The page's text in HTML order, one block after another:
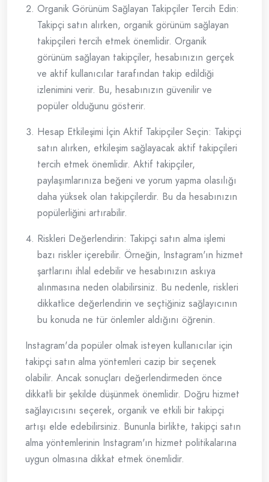
Organik Görünüm Sağlayan Takipçiler Tercih Edin:
Takipçi satın alırken, organik görünüm sağlayan
takipçileri tercih etmek önemlidir. Organik
görünüm sağlayan takipçiler, hesabınızın gerçek
ve aktif kullanıcılar tarafından takip edildiği
izlenimini verir. Bu, hesabınızın güvenilir ve
popüler olduğunu gösterir.
Hesap Etkileşimi İçin Aktif Takipçiler Seçin: Takipçi
satın alırken, etkileşim sağlayacak aktif takipçileri
tercih etmek önemlidir. Aktif takipçiler,
paylaşımlarınıza beğeni ve yorum yapma olasılığı
daha yüksek olan takipçilerdir. Bu da hesabınızın
popülerliğini artırabilir.
Riskleri Değerlendirin: Takipçi satın alma işlemi
bazı riskler içerebilir. Örneğin, Instagram'ın hizmet
şartlarını ihlal edebilir ve hesabınızın askıya
alınmasına neden olabilirsiniz. Bu nedenle, riskleri
dikkatlice değerlendirin ve seçtiğiniz sağlayıcının
bu konuda ne tür önlemler aldığını öğrenin.
Instagram'da popüler olmak isteyen kullanıcılar için
takipçi satın alma yöntemleri cazip bir seçenek
olabilir. Ancak sonuçları değerlendirmeden önce
dikkatli bir şekilde düşünmek önemlidir. Doğru hizmet
sağlayıcısını seçerek, organik ve etkili bir takipçi
artışı elde edebilirsiniz. Bununla birlikte, takipçi satın
alma yöntemlerinin Instagram'ın hizmet politikalarına
uygun olmasına dikkat etmek önemlidir.